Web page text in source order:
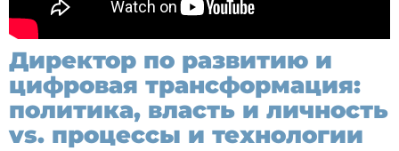
Директор по развитию и
цифровая трансформация:
политика, власть и личность
vs. процессы и технологии